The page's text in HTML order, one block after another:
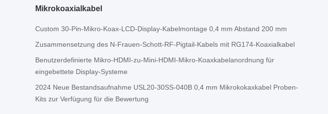
Mikrokoaxialkabel
Custom 30-Pin-Mikro-Koax-LCD-Display-Kabelmontage 0,4 mm Abstand 200 mm
Zusammensetzung des N-Frauen-Schott-RF-Pigtail-Kabels mit RG174-Koaxialkabel
Benutzerdefinierte Mikro-HDMI-zu-Mini-HDMI-Mikro-Koaxkabelanordnung für
eingebettete Display-Systeme
2024 Neue Bestandsaufnahme USL20-30SS-040B 0,4 mm Mikrokokaxkabel Proben-
Kits zur Verfügung für die Bewertung